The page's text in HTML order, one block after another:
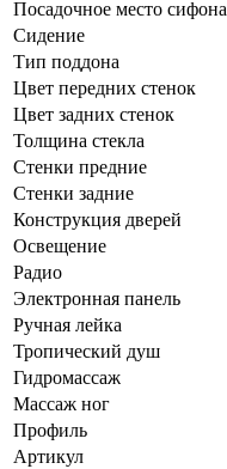
Посадочное место сифона
Сидение
Тип поддона
Цвет передних стенок
Цвет задних стенок
Толщина стекла
Стенки предние
Стенки задние
Конструкция дверей
Освещение
Радио
Электронная панель
Ручная лейка
Тропический душ
Гидромассаж
Массаж ног
Профиль
Артикул